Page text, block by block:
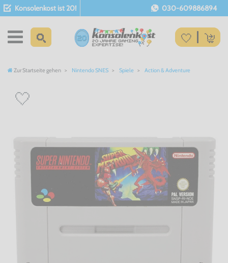
Konsolenkost ist 20! 030-609886894
Zur Startseite gehen Nintendo SNES Spiele Action & Adventure